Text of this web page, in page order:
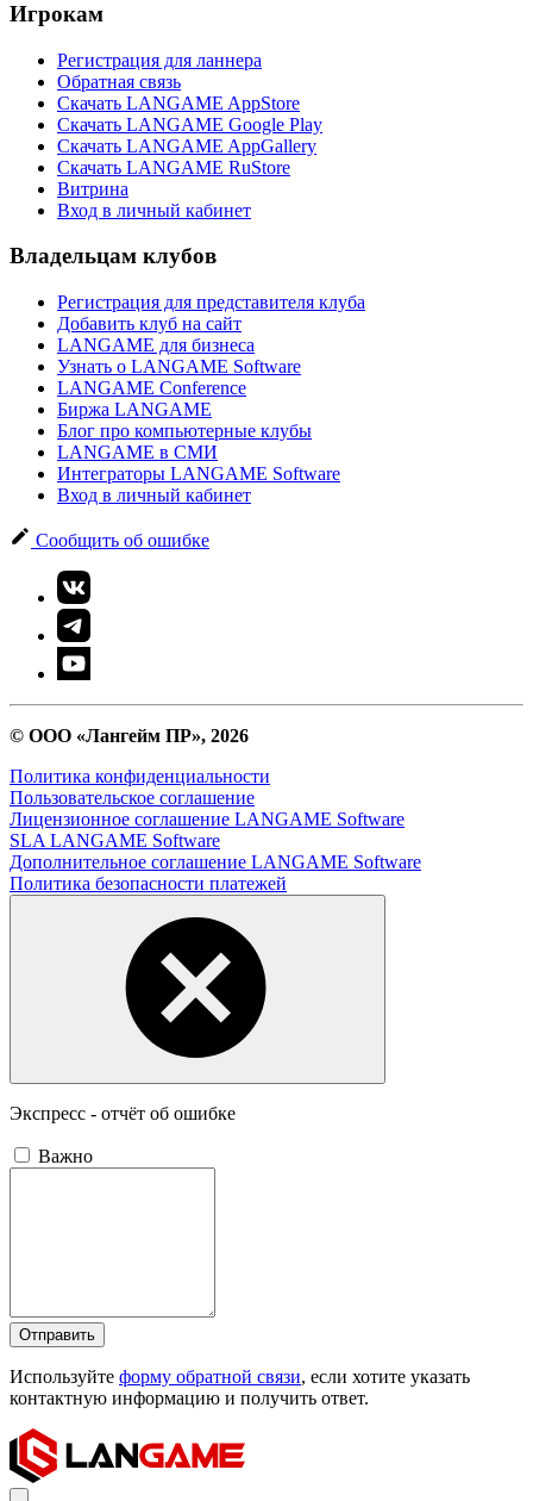
Игрокам
Регистрация для ланнера
Обратная связь
Скачать LANGAME AppStore
Скачать LANGAME Google Play
Скачать LANGAME AppGallery
Скачать LANGAME RuStore
Витрина
Вход в личный кабинет
Владельцам клубов
Регистрация для представителя клуба
Добавить клуб на сайт
LANGAME для бизнеса
Узнать о LANGAME Software
LANGAME Conference
Биржа LANGAME
Блог про компьютерные клубы
LANGAME в СМИ
Интеграторы LANGAME Software
Вход в личный кабинет
Сообщить об ошибке
© ООО «Лангейм ПР», 2026
Политика конфиденциальности
Пользовательское соглашение
Лицензионное соглашение LANGAME Software
SLA LANGAME Software
Дополнительное соглашение LANGAME Software
Политика безопасности платежей
Экспресс - отчёт об ошибке
Важно
Отправить
Используйте форму обратной связи, если хотите указать
контактную информацию и получить ответ.